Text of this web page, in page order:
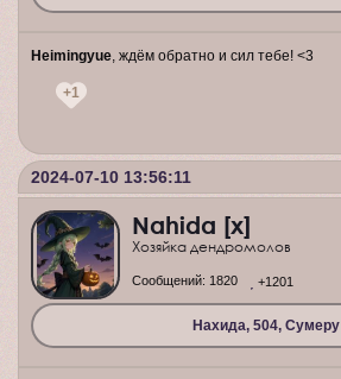
Heimingyue, ждём обратно и сил тебе! <3
+1
2024-07-10 13:56:11
Nahida [x]
Хозяйка дендромолов
Нахида, 504, Сумеру
Сообщений: 1820 +1201